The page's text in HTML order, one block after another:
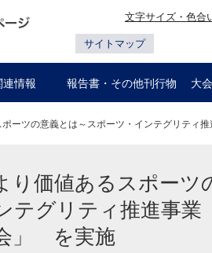
文字サイズ・色合
サイトマップ
連情報 報告書・その他刊行物 大
ポーツの意義とは～スポーツ・インテグリテ
り価値あるスポーツ
テグリティ推進事
」 を実施